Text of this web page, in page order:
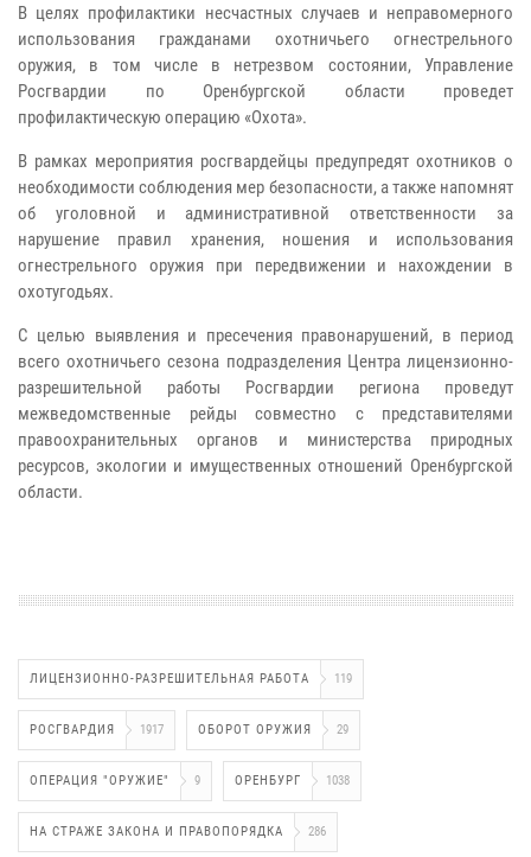
В целях профилактики несчастных случаев и неправомерного
использования гражданами охотничьего огнестрельного
оружия, в том числе в нетрезвом состоянии, Управление
Росгвардии по Оренбургской области проведет
профилактическую операцию «Охота».
В рамках мероприятия росгвардейцы предупредят охотников о
необходимости соблюдения мер безопасности, а также напомнят
об уголовной и административной ответственности за
нарушение правил хранения, ношения и использования
огнестрельного оружия при передвижении и нахождении в
охотугодьях.
С целью выявления и пресечения правонарушений, в период
всего охотничьего сезона подразделения Центра лицензионно-
разрешительной работы Росгвардии региона проведут
межведомственные рейды совместно с представителями
правоохранительных органов и министерства природных
ресурсов, экологии и имущественных отношений Оренбургской
области.
ЛИЦЕНЗИОННО-РАЗРЕШИТЕЛЬНАЯ РАБОТА 119
РОСГВАРДИЯ 1917 ОБОРОТ ОРУЖИЯ 29
ОПЕРАЦИЯ "ОРУЖИЕ" 9 ОРЕНБУРГ 1038
НА СТРАЖЕ ЗАКОНА И ПРАВОПОРЯДКА 286